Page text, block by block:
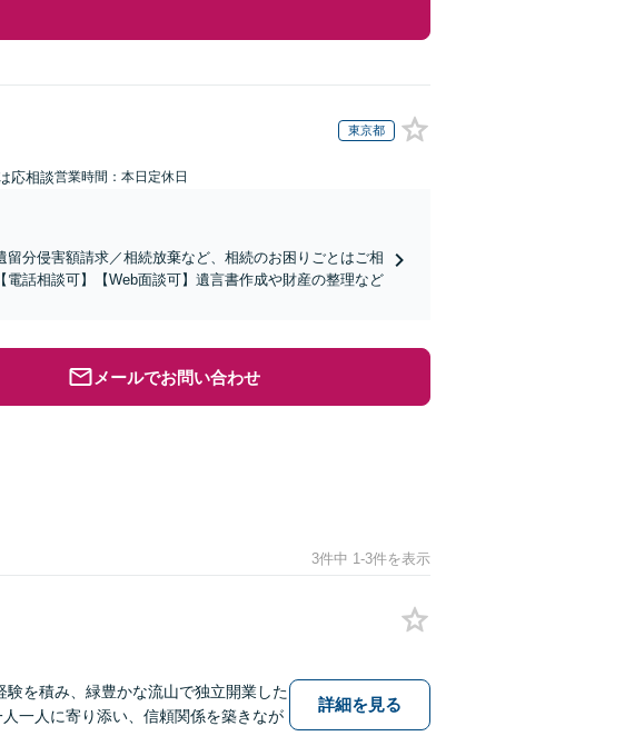
東京都
応相談営業時間：本日定休日
分侵害額請求／相続放棄など、相続のお困りごとはご相
話相談可】【Web面談可】遺言書作成や財産の整理など
メールでお問い合わせ
3件中 1-3件を表示
験を積み、緑豊かな流山で独立開業した
詳細を見る